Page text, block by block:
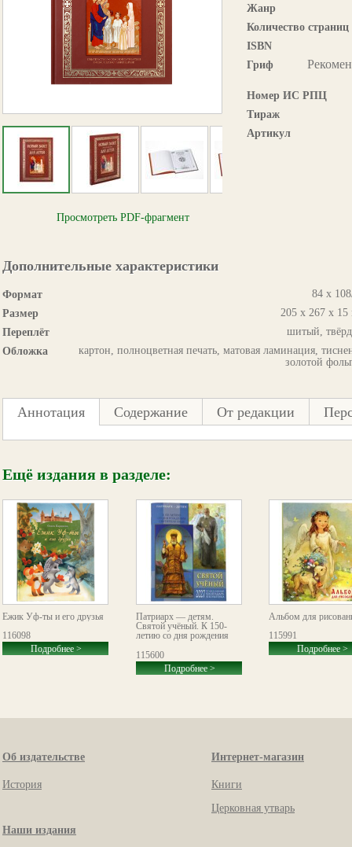
Просмотреть PDF-фрагмент
Жанр
Количество страниц
ISBN
Гриф
Номер ИС РПЦ
Тираж
Артикул
Дополнительные характеристики
Формат
84 х
Размер
205 х 267 х
Переплёт
шитый,
Обложка
картон, полноцветная печать, матовая ламинация,
золотой
Аннотация Содержание От редакции
Ещё издания в разделе:
Ёжик Уф-ты и его друзья
116098
Подробнее >
Патриарх — детям.
Святой учёный. К 150-
летию со дня рождения
Ясенецкого)
Православный календарь
школьника на 2027 год
115600
Подробнее >
Альбом для
115991
Подробнее >
Об издательстве
История
Наши издания
Интернет-магазин
Книги
Церковная утварь